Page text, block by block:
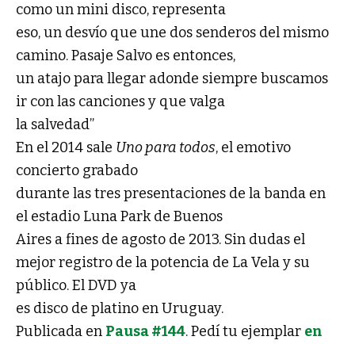
como un mini disco, representa
eso, un desvío que une dos senderos del mismo
camino. Pasaje Salvo es entonces,
un atajo para llegar adonde siempre buscamos
ir con las canciones y que valga
la salvedad”
En el 2014 sale Uno para todos, el emotivo
concierto grabado
durante las tres presentaciones de la banda en
el estadio Luna Park de Buenos
Aires a fines de agosto de 2013. Sin dudas el
mejor registro de la potencia de La Vela y su
público. El DVD ya
es disco de platino en Uruguay.
Publicada en Pausa #144. Pedí tu ejemplar en